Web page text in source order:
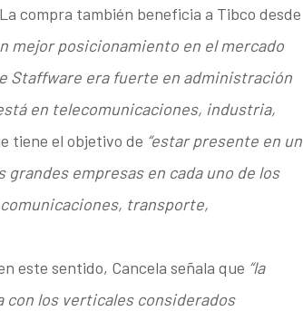
compra también beneficia a Tibco desde
mejor posicionamiento en el mercado
Staffware era fuerte en administración
en telecomunicaciones, industria,
tiene el objetivo de “estar presente en un
empresas en cada uno de los
transporte,
este sentido, Cancela señala que “la
con los verticales considerados